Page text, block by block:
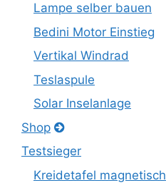
Lampe selber bauen
Bedini Motor Einstieg
Vertikal Windrad
Teslaspule
Solar Inselanlage
Shop
Testsieger
Kreidetafel magnetisch